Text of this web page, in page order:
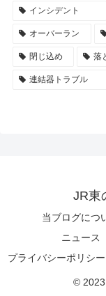
インシデント
オーバーラン
閉じ込め 落
連結器トラブル
JR東
当ブログにつ
ニュース
プライバシーポリシ
© 2023